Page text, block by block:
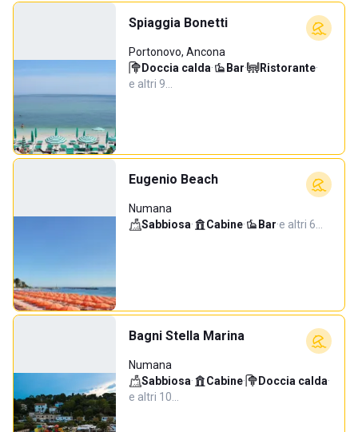
Spiaggia Bonetti
Portonovo, Ancona
Doccia calda· Bar· Ristorante·
e altri 9…
Eugenio Beach
Numana
Sabbiosa· Cabine· Bar·e altri 6…
Bagni Stella Marina
Numana
Sabbiosa· Cabine· Doccia calda·
e altri 10…